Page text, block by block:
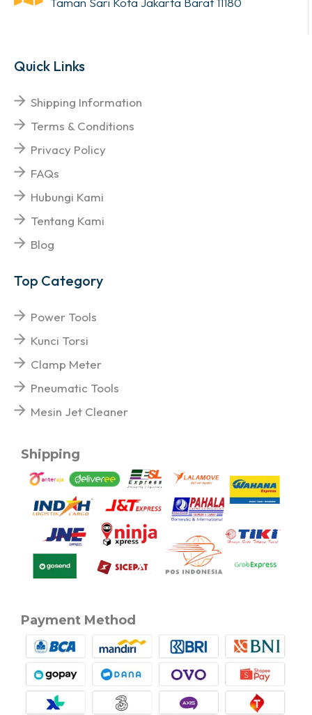
Quick Links
Shipping Information
Terms & Conditions
Privacy Policy
FAQs
Hubungi Kami
Tentang Kami
Blog
Top Category
Power Tools
Kunci Torsi
Clamp Meter
Pneumatic Tools
Mesin Jet Cleaner
Shipping
Payment Method